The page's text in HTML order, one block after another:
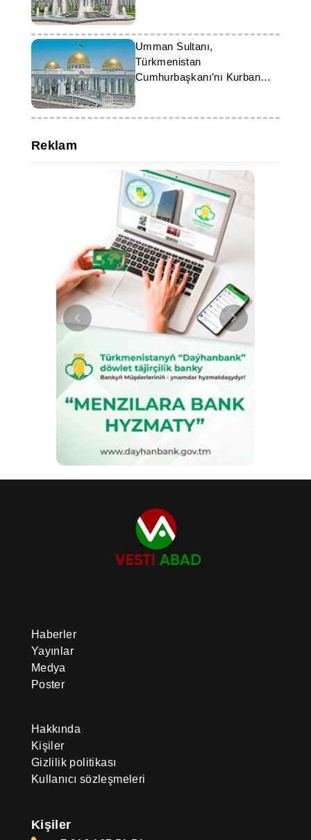
forumunun önemine dikkat
çekti
Umman Sultanı,
Türkmenistan
Cumhurbaşkanı’nı Kurban
Bayramı Dolayısıyla Tebrik
Etti
Reklam
Haberler
Yayınlar
Medya
Poster
Hakkında
Kişiler
Gizlilik politikası
Kullanıcı sözleşmeleri
Kişiler